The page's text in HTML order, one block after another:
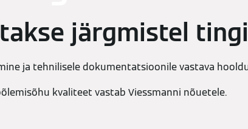
järgmistel
ja tehnilisele dokumentatsioonile vastava
kvaliteet vastab Viessmanni nõuetele.